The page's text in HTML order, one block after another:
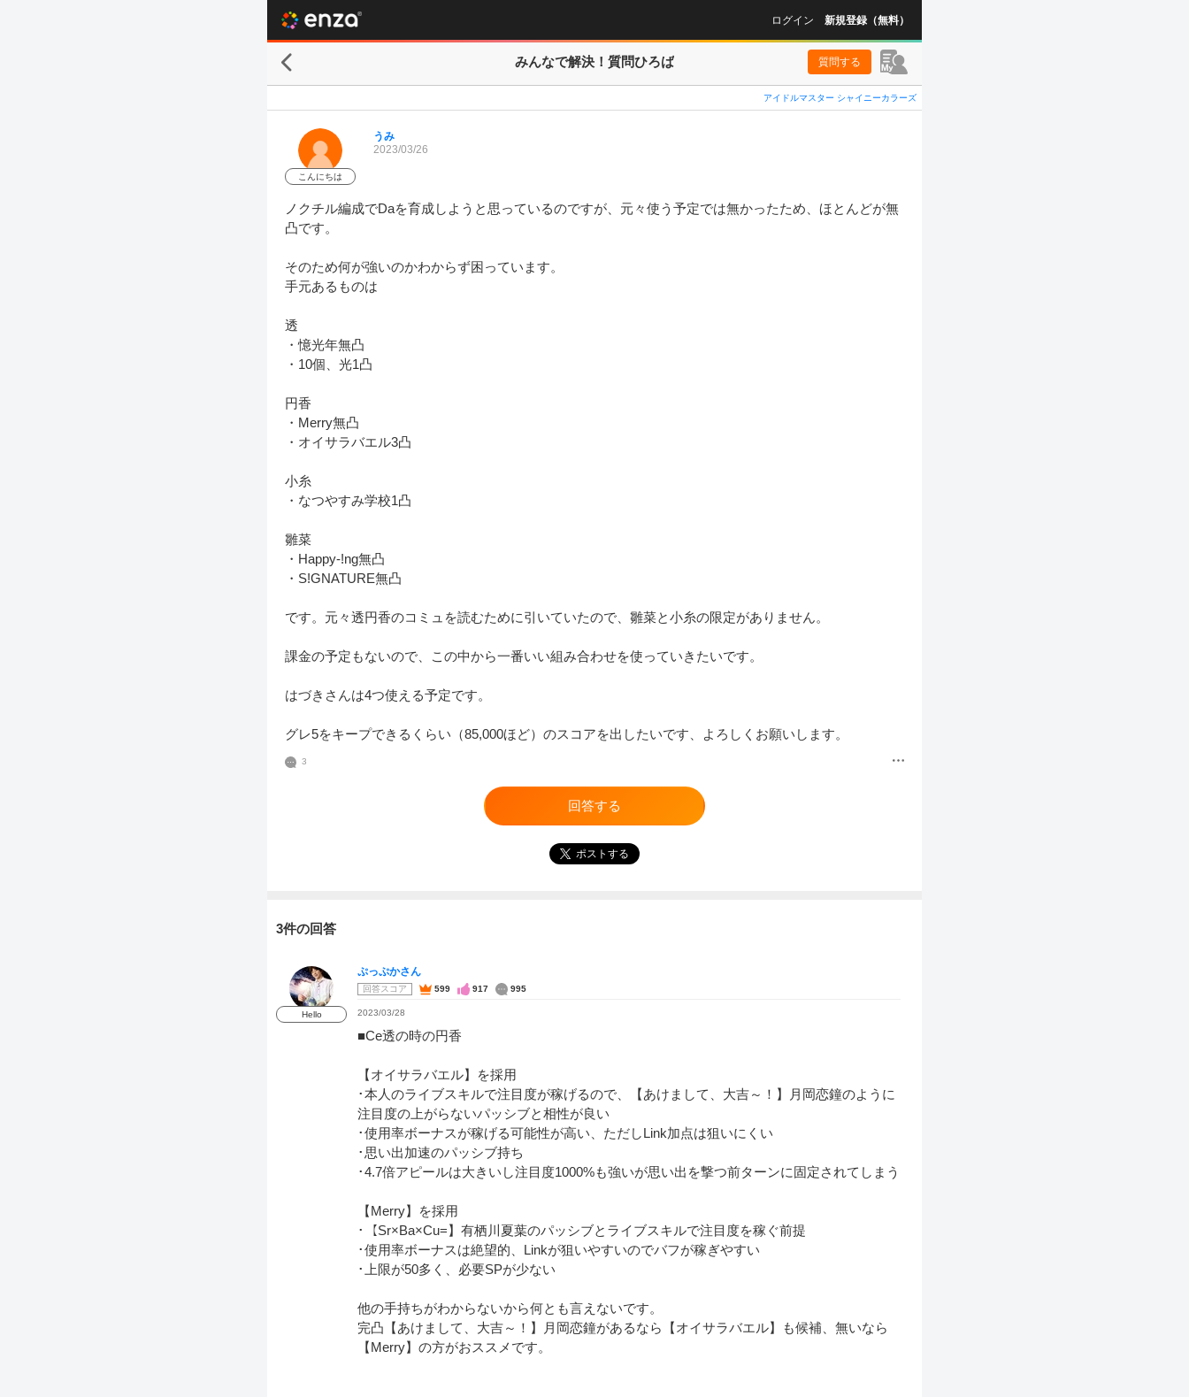
ログイン 新規登録（無料）
みんなで解決！ 質問ひろば 質問する
アイドルマスター シャイニーカラーズ
こんにちは
うみ
2023/03/26
ノクチル編成でDaを育成しようと思っているのですが、元々使う予定では無かったため、ほとんどが無
凸です。
そのため何が強いのかわからず困っています。
手元あるものは
透
・憶光年無凸
・10個、光1凸
円香
・Merry無凸
・オイサラバエル3凸
小糸
・なつやすみ学校1凸
雛菜
・Happy-!ng無凸
・S!GNATURE無凸
です。元々透円香のコミュを読むために引いていたので、雛菜と小糸の限定がありません。
課金の予定もないので、この中から一番いい組み合わせを使っていきたいです。
はづきさんは4つ使える予定です。
グレ5をキープできるくらい（85,000ほど）のスコアを出したいです、よろしくお願いします。
3
回答する
ポストする
3件の回答
Hello
ぷっぷかさん
回答スコア 599 917 995
2023/03/28
■Ce透の時の円香
【オイサラバエル】を採用
･本人のライブスキルで注目度が稼げるので、【あけまして、大吉～！】月岡恋鐘のように
注目度の上がらないパッシブと相性が良い
･使用率ボーナスが稼げる可能性が高い、ただしLink加点は狙いにくい
･思い出加速のパッシブ持ち
･4.7倍アピールは大きいし注目度1000%も強いが思い出を撃つ前ターンに固定されてしまう
【Merry】を採用
･【Sr×Ba×Cu=】有栖川夏葉のパッシブとライブスキルで注目度を稼ぐ前提
･使用率ボーナスは絶望的、Linkが狙いやすいのでバフが稼ぎやすい
･上限が50多く、必要SPが少ない
他の手持ちがわからないから何とも言えないです。
完凸【あけまして、大吉～！】月岡恋鐘があるなら【オイサラバエル】も候補、無いなら
【Merry】の方がおススメです。